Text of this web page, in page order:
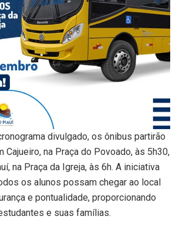
divulgado, os ônibus partirão
Cajueiro, na Praça do Povoado, às 5h30,
na Praça da Igreja, às 6h. A iniciativa
os alunos possam chegar ao local
e pontualidade, proporcionando
e suas famílias.